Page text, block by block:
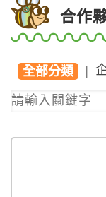
合作
全部分類 |